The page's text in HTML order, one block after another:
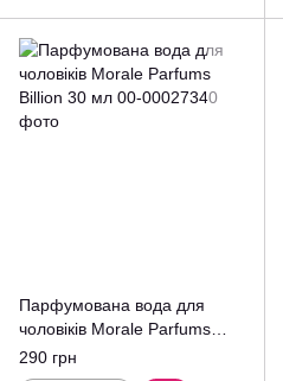
Парфумована вода для
чоловіків Morale Parfums
Billion 30 мл
290 грн